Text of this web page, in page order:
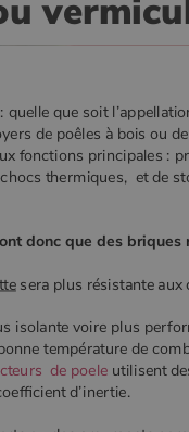
que soit
de poêles à bois ou
fonctions principales :
thermiques, et de
donc que des briques
sera plus résistante aux
isolante voire plus
température de
de poele utilisent
d’inertie.
Les cookies strictement
gestion des comptes. Le site
PHPSESSID
Google Privacy